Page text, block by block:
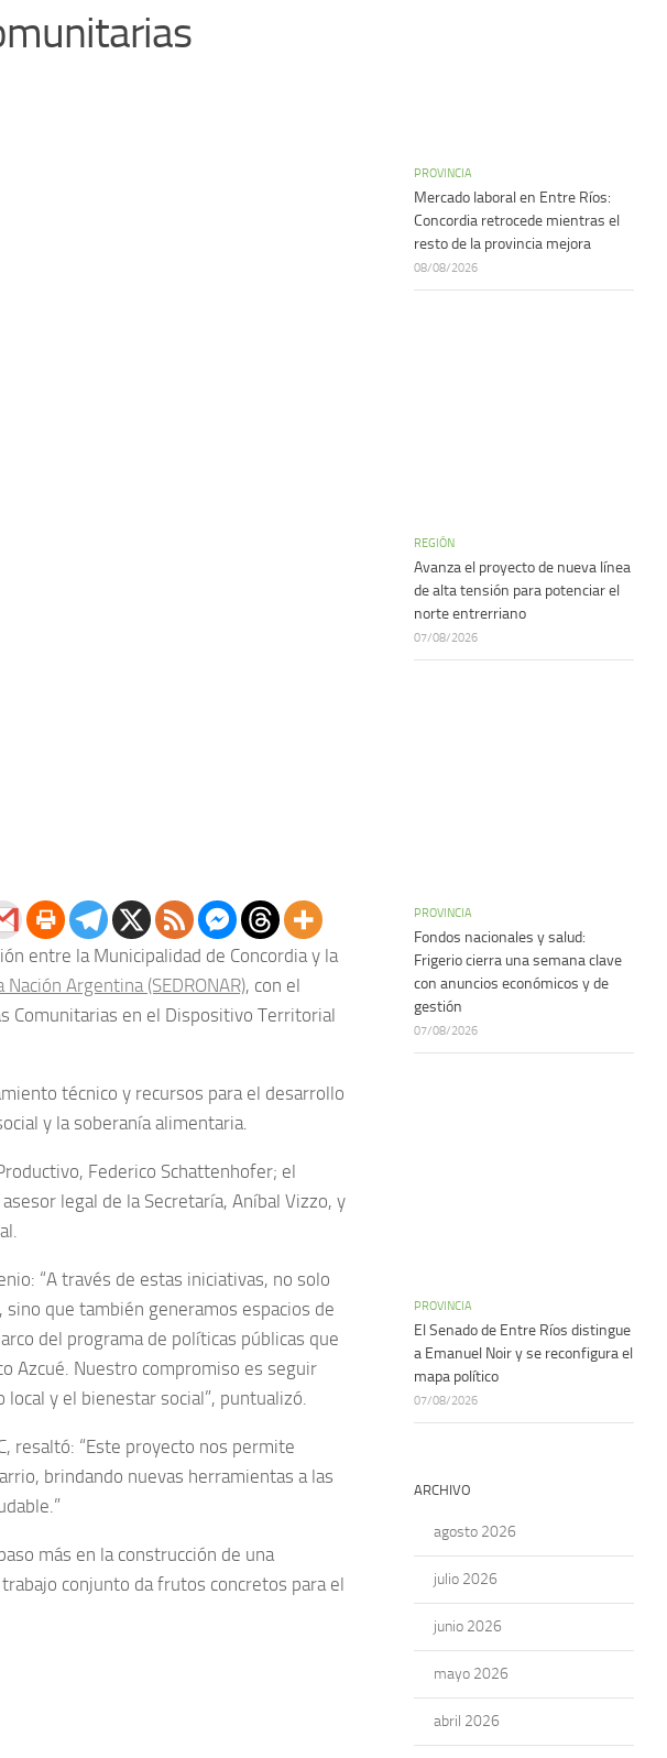
entre la Municipalidad de Concordia y la
Argentina (SEDRONAR), con el
Comunitarias en el Dispositivo Territorial
técnico y recursos para el desarrollo
y la soberanía alimentaria.
Federico Schattenhofer; el
legal de la Secretaría, Aníbal Vizzo, y
“A través de estas iniciativas, no solo
que también generamos espacios de
del programa de políticas públicas que
Azcué. Nuestro compromiso es seguir
y el bienestar social”, puntualizó.
resaltó: “Este proyecto nos permite
brindando nuevas herramientas a las
más en la construcción de una
conjunto da frutos concretos para el
PROVINCIA
Mercado laboral en Entre Ríos:
Concordia retrocede mientras el
resto de la provincia mejora
08/08/2026
REGIÓN
Avanza el proyecto de nueva línea
de alta tensión para potenciar el
norte entrerriano
07/08/2026
PROVINCIA
Fondos nacionales y salud:
Frigerio cierra una semana clave
con anuncios económicos y de
gestión
07/08/2026
PROVINCIA
El Senado de Entre Ríos distingue
a Emanuel Noir y se reconfigura el
mapa político
07/08/2026
ARCHIVO
agosto 2026
julio 2026
junio 2026
mayo 2026
abril 2026